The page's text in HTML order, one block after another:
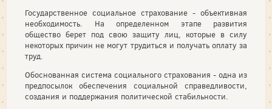
Государственное социальное страхование - объективная
необходимость. На определенном этапе развития
общество берет под свою защиту лиц, которые в силу
некоторых причин не могут трудиться и получать оплату за
труд.
Обоснованная система социального страхования - одна из
предпосылок обеспечения социальной справедливости,
создания и поддержания политической стабильности.